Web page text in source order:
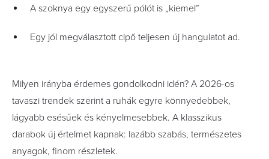
A szoknya egy egyszerű pólót is „kiemel”
Egy jól megválasztott cipő teljesen új hangulatot ad.
Milyen irányba érdemes gondolkodni idén? A 2026-os
tavaszi trendek szerint a ruhák egyre könnyedebbek,
lágyabb esésűek és kényelmesebbek. A klasszikus
darabok új értelmet kapnak: lazább szabás, természetes
anyagok, finom részletek.